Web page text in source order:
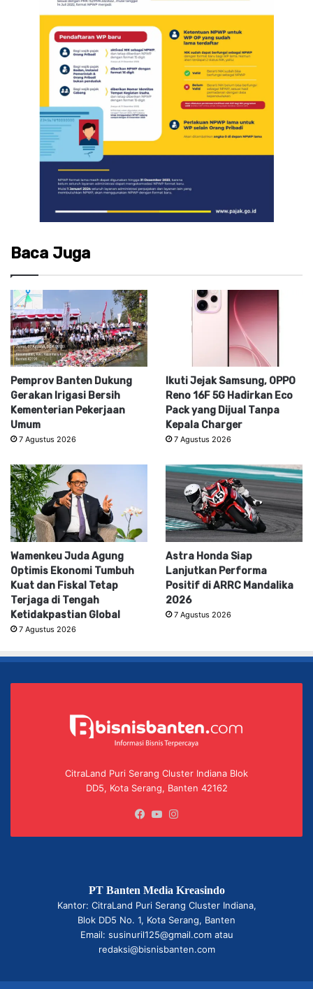
Baca Juga
Pemprov Banten Dukung
Gerakan Irigasi Bersih
Kementerian Pekerjaan
Umum
7 Agustus 2026
Ikuti Jejak Samsung, OPPO
Reno 16F 5G Hadirkan Eco
Pack yang Dijual Tanpa
Kepala Charger
7 Agustus 2026
Wamenkeu Juda Agung
Optimis Ekonomi Tumbuh
Kuat dan Fiskal Tetap
Terjaga di Tengah
Ketidakpastian Global
7 Agustus 2026
Astra Honda Siap
Lanjutkan Performa
Positif di ARRC Mandalika
2026
7 Agustus 2026
CitraLand Puri Serang Cluster Indiana Blok
DD5, Kota Serang, Banten 42162
Facebook
YouTube
PT Banten Media Kreasindo
Kantor: CitraLand Puri Serang Cluster Indiana,
Blok DD5 No. 1, Kota Serang, Banten
Email: susinuril125@gmail.com atau
redaksi@bisnisbanten.com